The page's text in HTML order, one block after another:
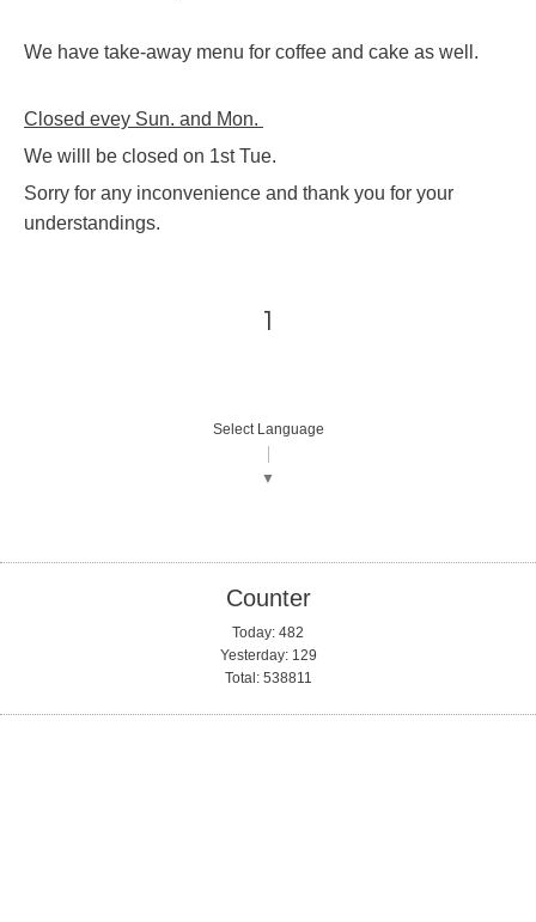
We have take-away menu for coffee and cake as well.
Closed evey Sun. and Mon.
We willl be closed on 1st Tue.
Sorry for any inconvenience and thank you for your
understandings.
1
Select Language
▼
Counter
Today: 482
Yesterday: 129
Total: 538811